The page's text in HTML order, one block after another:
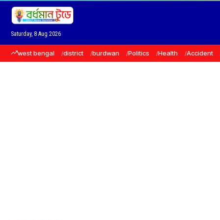
Saturday, 8 Aug 2026
west bengal district burdwan Politics Health Accident